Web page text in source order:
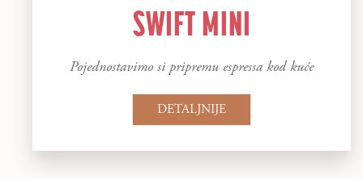
SWIFT MINI
Pojednostavimo si pripremu espressa kod kuće
DETALJNIJE